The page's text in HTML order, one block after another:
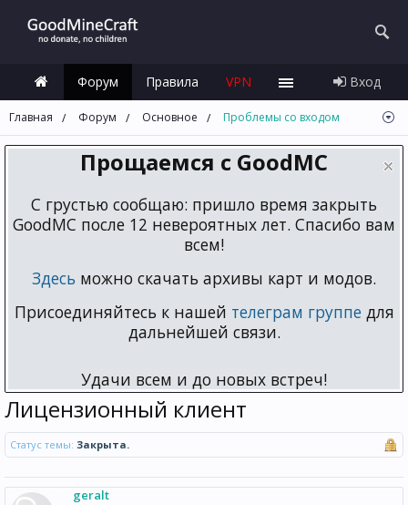
Главная Форум Основное Проблемы со входом
Прощаемся с GoodMC
С грустью сообщаю: пришло время закрыть
GoodMC после 12 невероятных лет. Спасибо вам
всем!
Здесь можно скачать архивы карт и модов.
Присоединяйтесь к нашей телеграм группедля
дальнейшей связи.
Удачи всем и до новых встреч!
Лицензионный клиент
Статус темы: Закрыта.
geralt
Форум Правила VPN Вход